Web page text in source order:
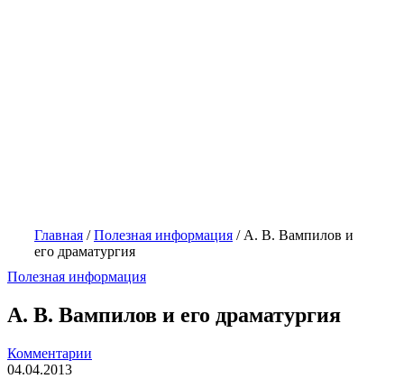
Главная /Полезная информация / А. В. Вампилов и
его драматургия
Полезная информация
А. В. Вампилов и его драматургия
Комментарии
04.04.2013